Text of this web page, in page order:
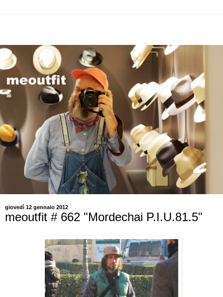
giovedì 12 gennaio 2012
meoutfit # 662 "Mordechai P.I.U.81.5"